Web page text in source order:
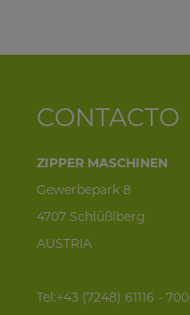
CONTACTO
ZIPPER MASCHINEN
Gewerbepark 8
4707 Schlüßlberg
AUSTRIA
Tel:+43 (7248) 61116 - 700